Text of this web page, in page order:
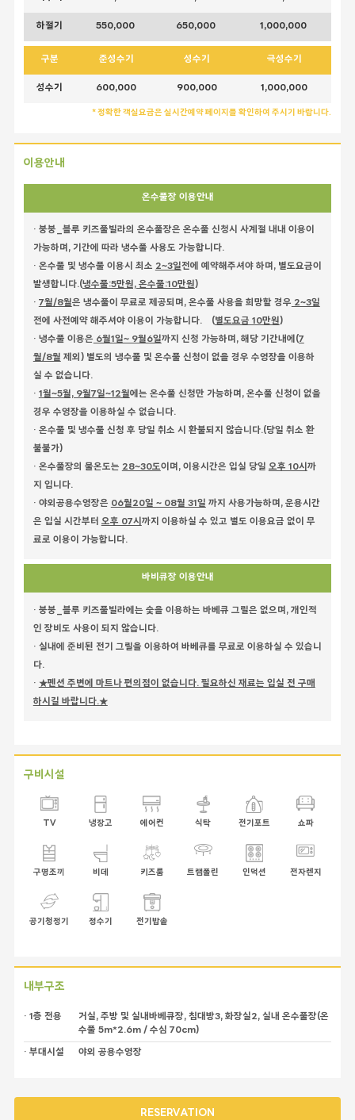
하절기 550,000 650,000 1,000,000
구분 준성수기 성수기 극성수기
성수기 600,000 900,000 1,000,000
* 정확한 객실요금은 실시간예약 페이지를 확인하여 주시기 바랍니다.
이용안내
온수풀장 이용안내
· 붕붕_블루 키즈풀빌라의 온수풀장은 온수풀 신청시 사계절 내내 이용이
가능하며, 기간에 따라 냉수풀 사용도 가능합니다.
· 온수풀 및 냉수풀 이용시 최소 2~3일전에 예약해주셔야 하며, 별도요금이
발생합니다.(냉수풀:5만원, 온수풀:10만원)
· 7월/8월은 냉수풀이 무료로 제공되며, 온수풀 사용을 희망할 경우 2~3일
전에 사전예약 해주셔야 이용이 가능합니다. (별도요금 10만원)
· 냉수풀 이용은 6월1일~ 9월6일까지 신청 가능하며, 해당 기간내에(7
월/8월 제외) 별도의 냉수풀 및 온수풀 신청이 없을 경우 수영장을 이용하
실 수 없습니다.
· 1월~5월, 9월7일~12월에는 온수풀 신청만 가능하며, 온수풀 신청이 없을
경우 수영장을 이용하실 수 없습니다.
· 온수풀 및 냉수풀 신청 후 당일 취소 시 환불되지 않습니다.(당일 취소 환
불불가)
· 온수풀장의 물온도는 28~30도이며, 이용시간은 입실 당일 오후 10시 까
지 입니다.
· 야외공용수영장은 06월20일 ~ 08월 31일 까지 사용가능하며, 운용시간
은 입실 시간부터 오후 07시 까지 이용하실 수 있고 별도 이용요금 없이 무
료로 이용이 가능합니다.
바비큐장 이용안내
· 붕붕_블루 키즈풀빌라에는 숯을 이용하는 바베큐 그릴은 없으며, 개인적
인 장비도 사용이 되지 않습니다.
· 실내에 준비된 전기 그릴을 이용하여 바베큐를 무료로 이용하실 수 있습니
다.
· ★펜션 주변에 마트나 편의점이 없습니다. 필요하신 재료는 입실 전 구매
하시길 바랍니다.★
구비시설
TV 냉장고 에어컨 식탁 전기포트 쇼파
구명조끼 비데 키즈룸 트램폴린 인덕션 전자렌지
공기청정기 정수기 전기밥솥
내부구조
· 1층 전용
거실, 주방 및 실내바베큐장, 침대방3, 화장실2, 실내 온수풀장(온
수풀 5m*2.6m / 수심 70cm)
· 부대시설 야외 공용수영장
RESERVATION